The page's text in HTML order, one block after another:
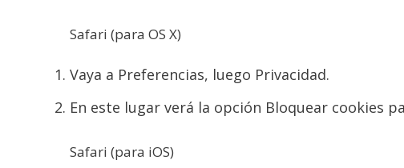
Safari (para OS X)
Vaya a Preferencias, luego Privacidad.
En este lugar verá la opción Bloquear cookies
Safari (para iOS)